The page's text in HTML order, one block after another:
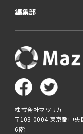
編集部
株式会社マツリカ
〒103-0004 東京都中
6階